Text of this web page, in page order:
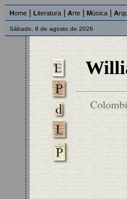
Home Literatura Arte Música A
Sábado, 8 de agosto de 2026